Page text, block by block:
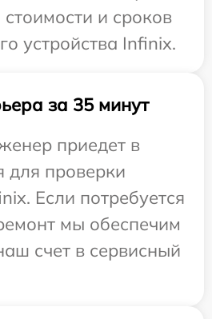
и сроков
устройства Infinix.
за 35 минут
приедет в
для проверки
Если потребуется
мы обеспечим
счет в сервисный